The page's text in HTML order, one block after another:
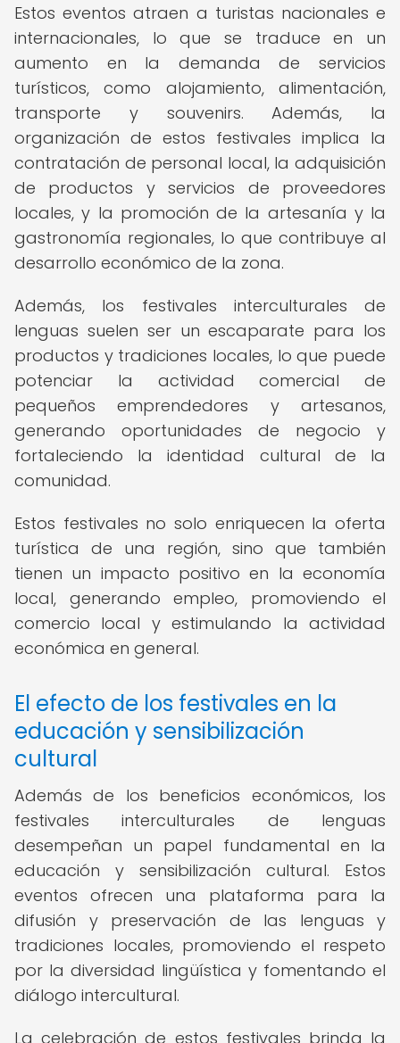
Estos eventos atraen a turistas nacionales e
internacionales, lo que se traduce en un
aumento en la demanda de servicios
turísticos, como alojamiento, alimentación,
transporte y souvenirs. Además, la
organización de estos festivales implica la
contratación de personal local, la adquisición
de productos y servicios de proveedores
locales, y la promoción de la artesanía y la
gastronomía regionales, lo que contribuye al
desarrollo económico de la zona.
Además, los festivales interculturales de
lenguas suelen ser un escaparate para los
productos y tradiciones locales, lo que puede
potenciar la actividad comercial de
pequeños emprendedores y artesanos,
generando oportunidades de negocio y
fortaleciendo la identidad cultural de la
comunidad.
Estos festivales no solo enriquecen la oferta
turística de una región, sino que también
tienen un impacto positivo en la economía
local, generando empleo, promoviendo el
comercio local y estimulando la actividad
económica en general.
El efecto de los festivales en la
educación y sensibilización
cultural
Además de los beneficios económicos, los
festivales interculturales de lenguas
desempeñan un papel fundamental en la
educación y sensibilización cultural. Estos
eventos ofrecen una plataforma para la
difusión y preservación de las lenguas y
tradiciones locales, promoviendo el respeto
por la diversidad lingüística y fomentando el
diálogo intercultural.
La celebración de estos festivales brinda la